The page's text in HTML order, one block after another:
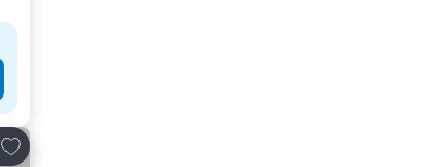
Dodati u favorite